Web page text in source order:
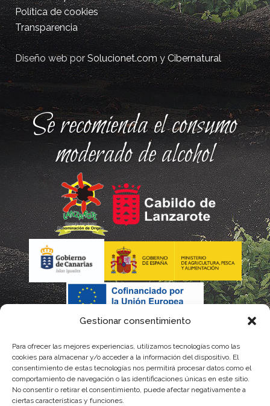
Gestionar consentimiento
Para ofrecer las mejores experiencias, utilizamos tecnologías como las
cookies para almacenar y/o acceder a la información del dispositivo. El
consentimiento de estas tecnologías nos permitirá procesar datos como el
comportamiento de navegación o las identificaciones únicas en este sitio.
No consentir o retirar el consentimiento, puede afectar negativamente a
ciertas características y funciones.
Política de cookies
Transparencia
Diseño web porSolucionet.comyCibernatural
Se recomienda el consumo
moderado de alcohol
La gestión de la DOP Lanzarote realizada por este Consejo Regulador es financiada,